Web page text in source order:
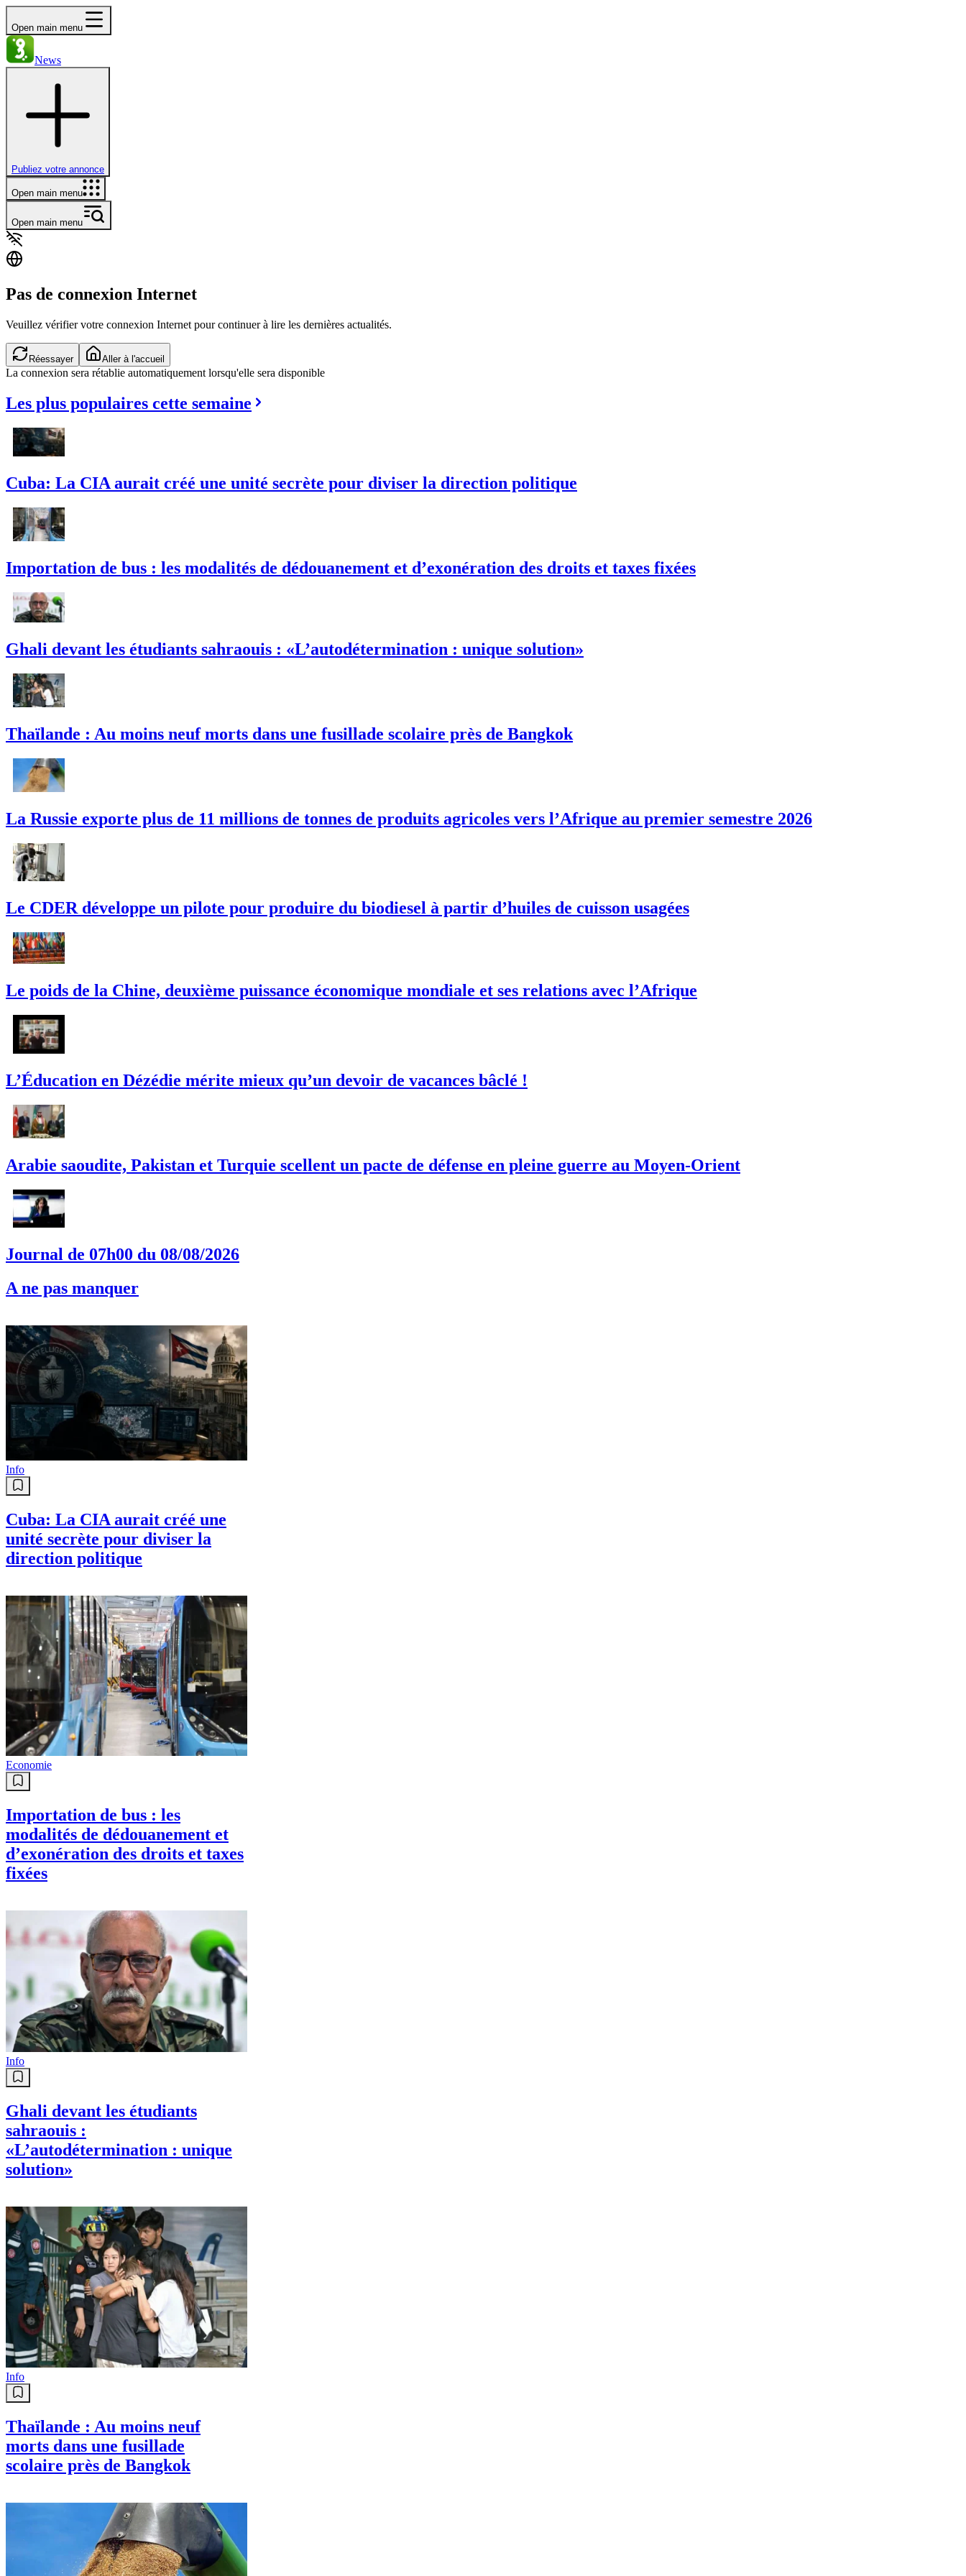
Open main menu
News
Publiez votre annonce
Open main menu
Open main menu
Pas de connexion Internet
Veuillez vérifier votre connexion Internet pour continuer à lire les dernières actualités.
Réessayer Aller à l'accueil
La connexion sera rétablie automatiquement lorsqu'elle sera disponible
Les plus populaires cette semaine
Cuba: La CIA aurait créé une unité secrète pour diviser la direction politique
Importation de bus : les modalités de dédouanement et d’exonération des droits et taxes fixées
Ghali devant les étudiants sahraouis : «L’autodétermination : unique solution»
Thaïlande : Au moins neuf morts dans une fusillade scolaire près de Bangkok
La Russie exporte plus de 11 millions de tonnes de produits agricoles vers l’Afrique au premier semestre 2026
Le CDER développe un pilote pour produire du biodiesel à partir d’huiles de cuisson usagées
Le poids de la Chine, deuxième puissance économique mondiale et ses relations avec l’Afrique
L’Éducation en Dézédie mérite mieux qu’un devoir de vacances bâclé !
Arabie saoudite, Pakistan et Turquie scellent un pacte de défense en pleine guerre au Moyen-Orient
Journal de 07h00 du 08/08/2026
A ne pas manquer
Info
Cuba: La CIA aurait créé une
unité secrète pour diviser la
direction politique
Economie
Importation de bus : les
modalités de dédouanement et
d’exonération des droits et taxes
fixées
Info
Ghali devant les étudiants
sahraouis :
«L’autodétermination : unique
solution»
Info
Thaïlande : Au moins neuf
morts dans une fusillade
scolaire près de Bangkok